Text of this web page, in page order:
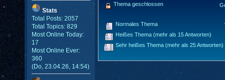
Stats
Total Posts: 2057
Total Topics: 829
Most Online Today:
17
Most Online Ever:
360
(Do, 23.04.26, 14:54)
Normales Thema
Heißes Thema (mehr als 15 Antworten)
Sehr heißes Thema (mehr als 25 Antworten)
Thema geschlossen